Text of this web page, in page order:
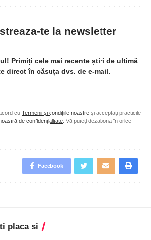
te la newsletter
Primiți cele mai recente știri de ultimă
direct în căsuța dvs. de e-mail.
cu Termenii și condițiile noastre și acceptați practicile
de confidențialitate . Vă puteți dezabona în orice
Facebook
placa si